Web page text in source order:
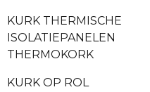
KURK THERMISCHE
ISOLATIEPANELEN
THERMOKORK
KURK OP ROL